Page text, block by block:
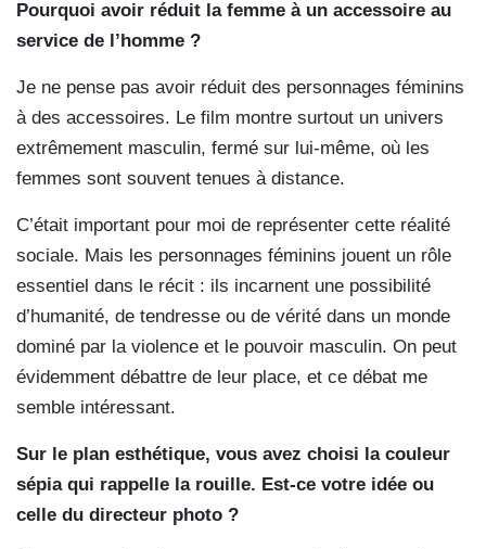
Pourquoi avoir réduit la femme à un accessoire au
service de l’homme ?
Je ne pense pas avoir réduit des personnages féminins
à des accessoires. Le film montre surtout un univers
extrêmement masculin, fermé sur lui-même, où les
femmes sont souvent tenues à distance.
C’était important pour moi de représenter cette réalité
sociale. Mais les personnages féminins jouent un rôle
essentiel dans le récit : ils incarnent une possibilité
d’humanité, de tendresse ou de vérité dans un monde
dominé par la violence et le pouvoir masculin. On peut
évidemment débattre de leur place, et ce débat me
semble intéressant.
Sur le plan esthétique, vous avez choisi la couleur
sépia qui rappelle la rouille. Est-ce votre idée ou
celle du directeur photo ?